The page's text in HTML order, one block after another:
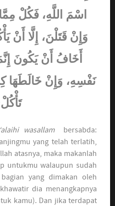
اسْمَ اللَّهِ، فَكُلْ
وَإِنْ قَتَلْنَ، إِلَّا أَنْ
أَخَافُ أَنْ يَكُونَ
نَفْسِهِ، وَإِنْ خَالَطَهَا
wasallam
bersabda:
yang telah terlatih,
atasnya, maka makanlah
untukmu walaupun sudah
yang dimakan oleh
dia menangkapnya
kamu). Dan jika terdapat